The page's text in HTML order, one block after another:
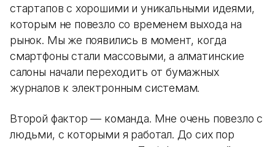
стартапов с хорошими и уникальными идеями,
которым не повезло со временем выхода на
рынок. Мы же появились в момент, когда
смартфоны стали массовыми, а алматинские
салоны начали переходить от бумажных
журналов к электронным системам.
Второй фактор — команда. Мне очень повезло с
людьми, с которыми я работал. До сих пор